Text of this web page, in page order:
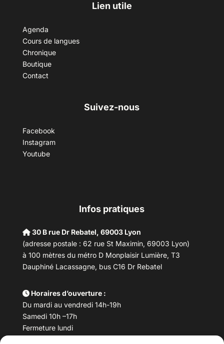
Lien utile
Agenda
Cours de langues
Chronique
Boutique
Contact
Suivez-nous
Facebook
Instagram
Youtube
Infos pratiques
30 B rue Dr Rebatel, 69003 Lyon
(adresse postale : 62 rue St Maximin, 69003 Lyon)
à 100 mètres du métro D Monplaisir Lumière, T3
Dauphiné Lacassagne, bus C16 Dr Rebatel
Horaires d’ouverture :
Du mardi au vendredi 14h-19h
Samedi 10h –17h
Fermeture lundi